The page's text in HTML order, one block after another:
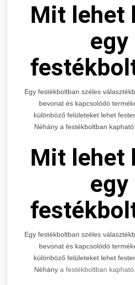
Mit lehet
egy
Egy festékboltban széles
bevonat és kapcsolódó
különböző felületeket lehet
Néhány a festékboltban
Mit lehet
egy
Egy festékboltban széles
bevonat és kapcsolódó
különböző felületeket lehet
Néhány a festékboltban kapható